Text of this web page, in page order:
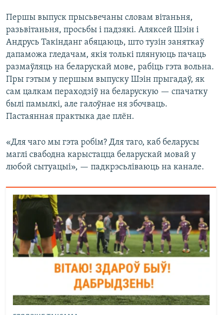
Першы выпуск прысьвечаны словам вітаньня,
разьвітаньня, просьбы і падзякі. Аляксей Шэін і
Андрусь Такінданг абяцаюць, што тузін заняткаў
дапаможа гледачам, якія толькі плянуюць пачаць
размаўляць на беларускай мове, рабіць гэта вольна.
Пры гэтым у першым выпуску Шэін прыгадаў, як
сам цалкам пераходзіў на беларускую — спачатку
былі памылкі, але галоўнае ня збочваць.
Пастаянная практыка дае плён.
«Для чаго мы гэта робім? Для таго, каб беларусы
маглі свабодна карыстацца беларускай мовай у
любой сытуацыі», — падкрэсьліваюць на канале.